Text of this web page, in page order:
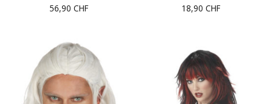
56,90 CHF
18,90 CHF